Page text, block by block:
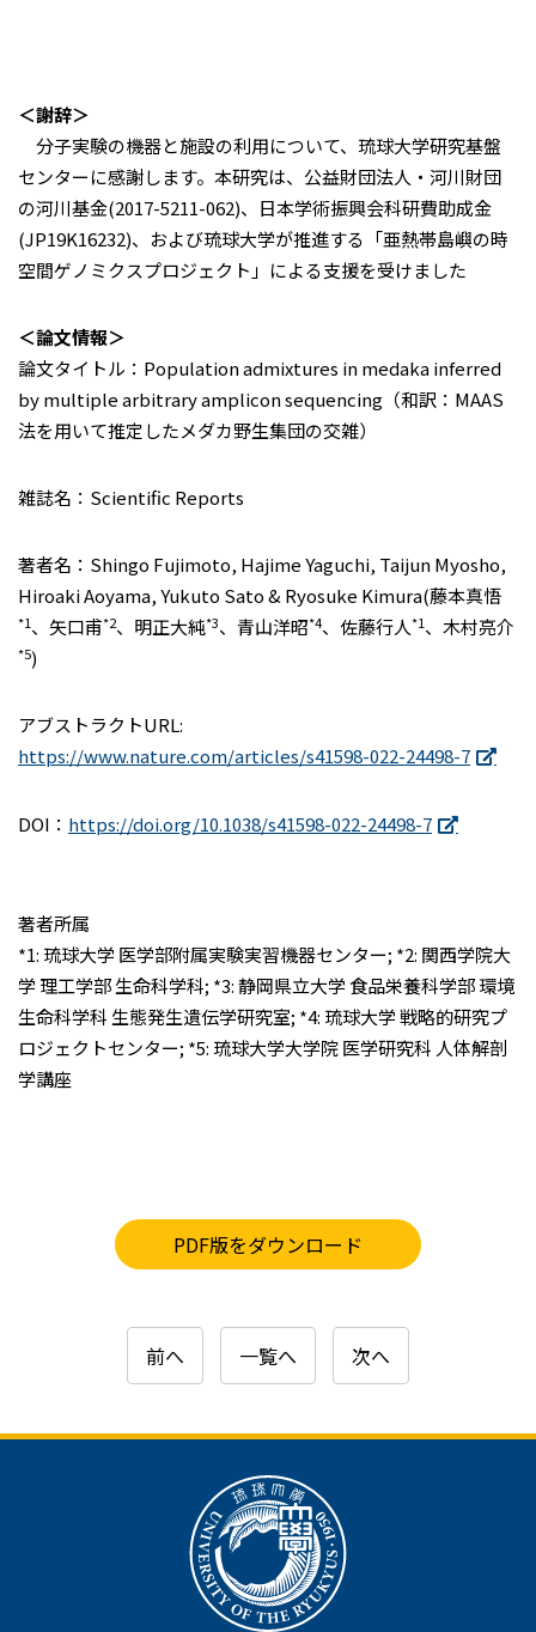
＜謝辞＞
分子実験の機器と施設の利用について、琉球大学研究基盤
センターに感謝します。本研究は、公益財団法人・河川財団
の河川基金(2017-5211-062)、日本学術振興会科研費助成金
(JP19K16232)、および琉球大学が推進する「亜熱帯島嶼の時
空間ゲノミクスプロジェクト」による支援を受けました
＜論文情報＞
論文タイトル：Population admixtures in medaka inferred
by multiple arbitrary amplicon sequencing（和訳：MAAS
法を用いて推定したメダカ野生集団の交雑）
雑誌名：Scientific Reports
著者名：Shingo Fujimoto, Hajime Yaguchi, Taijun Myosho,
Hiroaki Aoyama, Yukuto Sato & Ryosuke Kimura(藤本真悟
*1、矢口甫*2、明正大純*3、青山洋昭*4、佐藤行人*1、木村亮介
*5)
アブストラクトURL:
https://www.nature.com/articles/s41598-022-24498-7
DOI： https://doi.org/10.1038/s41598-022-24498-7
著者所属
*1: 琉球大学 医学部附属実験実習機器センター; *2: 関西学院大
学 理工学部 生命科学科; *3: 静岡県立大学 食品栄養科学部 環境
生命科学科 生態発生遺伝学研究室; *4: 琉球大学 戦略的研究プ
ロジェクトセンター; *5: 琉球大学大学院 医学研究科 人体解剖
学講座
PDF版をダウンロード
前へ 一覧へ 次へ